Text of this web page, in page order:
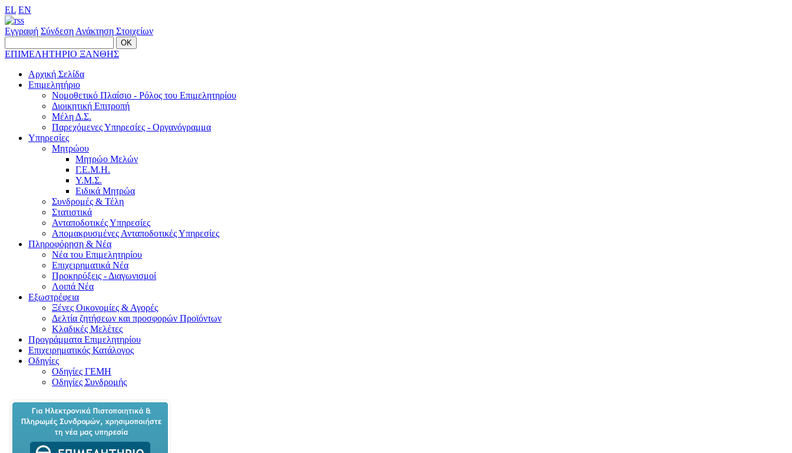
EL EN
Εγγραφή Σύνδεση Ανάκτηση Στοιχείων
ΕΠΙΜΕΛΗΤΗΡΙΟ ΞΑΝΘΗΣ
Αρχική Σελίδα
Επιμελητήριο
Νομοθετικό Πλαίσιο - Ρόλος του Επιμελητηρίου
Διοικητική Επιτροπή
Μέλη Δ.Σ.
Παρεχόμενες Υπηρεσίες - Οργανόγραμμα
Υπηρεσίες
Μητρώου
Μητρώο Μελών
Γ.Ε.Μ.Η.
Υ.Μ.Σ.
Ειδικά Μητρώα
Συνδρομές & Τέλη
Στατιστικά
Ανταποδοτικές Υπηρεσίες
Απομακρυσμένες Ανταποδοτικές Υπηρεσίες
Πληροφόρηση & Νέα
Νέα του Επιμελητηρίου
Επιχειρηματικά Νέα
Προκηρύξεις - Διαγωνισμοί
Λοιπά Νέα
Εξωστρέφεια
Ξένες Οικονομίες & Αγορές
Δελτία ζητήσεων και προσφορών Προϊόντων
Κλαδικές Μελέτες
Προγράμματα Επιμελητηρίου
Επιχειρηματικός Κατάλογος
Οδηγίες
Οδηγίες ΓΕΜΗ
Οδηγίες Συνδρομής